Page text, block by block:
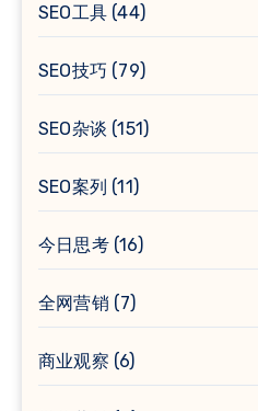
SEO工具 (44)
SEO技巧 (79)
SEO杂谈 (151)
SEO案列 (11)
今日思考(16)
全网营销 (7)
商业观察 (6)